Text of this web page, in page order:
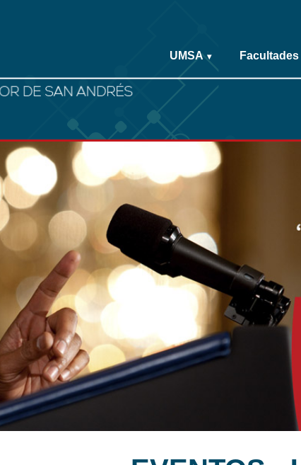
UMSA ▾ Facultades